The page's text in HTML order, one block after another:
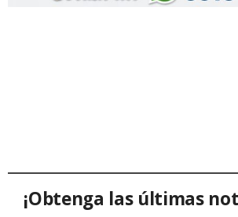
¡Obtenga las últimas